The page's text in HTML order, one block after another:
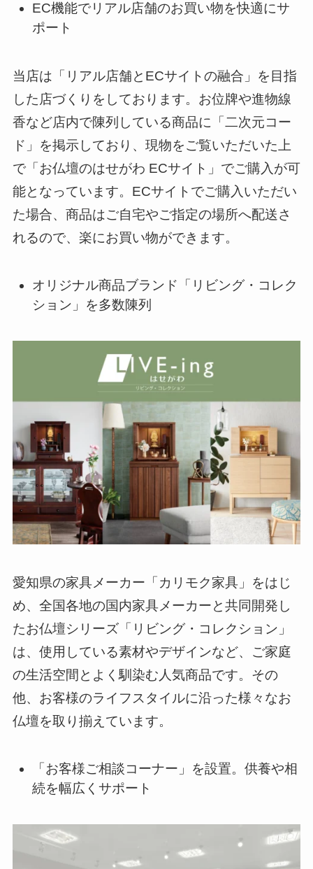
EC機能でリアル店舗のお買い物を快適にサ
ポート
当店は「リアル店舗とECサイトの融合」を目指
した店づくりをしております。お位牌や進物線
香など店内で陳列している商品に「二次元コー
ド」を掲示しており、現物をご覧いただいた上
で「お仏壇のはせがわ ECサイト」でご購入が可
能となっています。ECサイトでご購入いただい
た場合、商品はご自宅やご指定の場所へ配送さ
れるので、楽にお買い物ができます。
オリジナル商品ブランド「リビング・コレク
ション」を多数陳列
愛知県の家具メーカー「カリモク家具」をはじ
め、全国各地の国内家具メーカーと共同開発し
たお仏壇シリーズ「リビング・コレクション」
は、使用している素材やデザインなど、ご家庭
の生活空間とよく馴染む人気商品です。その
他、お客様のライフスタイルに沿った様々なお
仏壇を取り揃えています。
「お客様ご相談コーナー」を設置。供養や相
続を幅広くサポート